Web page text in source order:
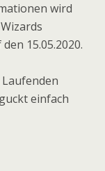
wird
15.05.2020.
einfach